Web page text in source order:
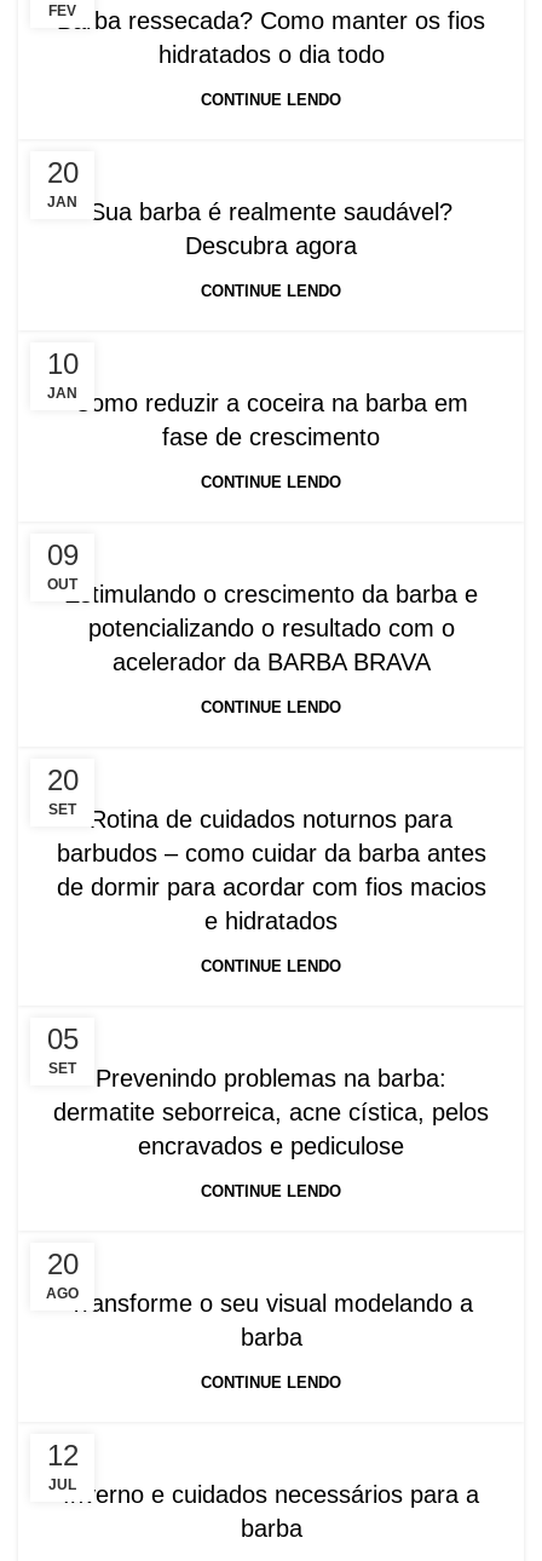
FEV
Barba ressecada? Como manter os fios
hidratados o dia todo
CONTINUE LENDO
20
JAN
Sua barba é realmente saudável?
Descubra agora
CONTINUE LENDO
10
JANComo reduzir a coceira na barba em
fase de crescimento
CONTINUE LENDO
09
OUTEstimulando o crescimento da barba e
potencializando o resultado com o
acelerador da BARBA BRAVA
CONTINUE LENDO
20
SET
Rotina de cuidados noturnos para
barbudos – como cuidar da barba antes
de dormir para acordar com fios macios
e hidratados
CONTINUE LENDO
05
SET
Prevenindo problemas na barba:
dermatite seborreica, acne cística, pelos
encravados e pediculose
CONTINUE LENDO
20
AGOTransforme o seu visual modelando a
barba
CONTINUE LENDO
12
JULInverno e cuidados necessários para a
barba